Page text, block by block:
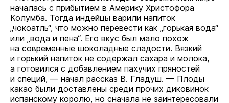
началась с прибытием в Америку Христофора
Колумба. Тогда индейцы варили напиток
„чокоатль“, что можно перевести как „горькая вода“
или „вода и пена“. Его вкус был мало похож
на современные шоколадные сладости. Вязкий
и горький напиток не содержал сахара и молока,
а готовился с добавлением пахучих пряностей
и специй, — начал рассказ В. Гладуш. — Плоды
какао были доставлены среди прочих диковинок
испанскому королю, но сначала не заинтересовали